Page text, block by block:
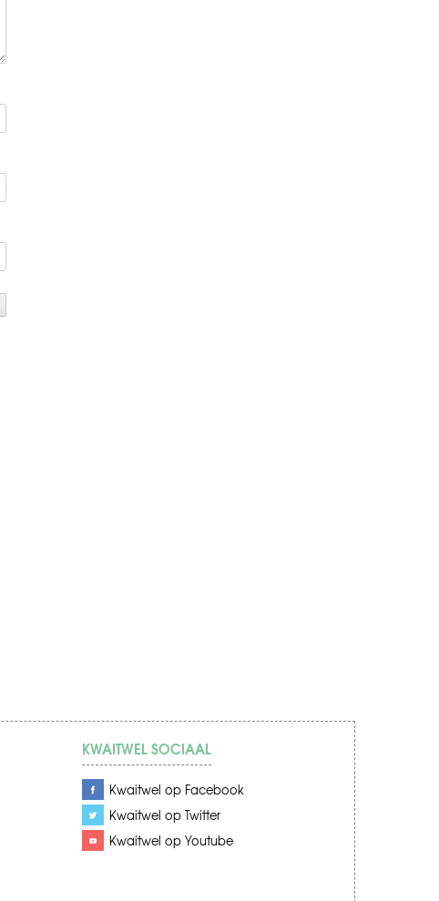
KWAITWEL SOCIAAL
Kwaitwel op Facebook
Kwaitwel op Twitter
Kwaitwel op Youtube